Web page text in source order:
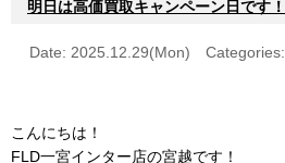
明日は高価買取キャンペーン日です！
Date: 2025.12.29(Mon) Categories:
こんにちは！
FLD一宮インター店の宮越です！